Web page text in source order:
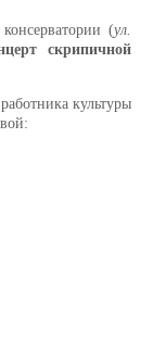
(ул.
скрипичной
культуры